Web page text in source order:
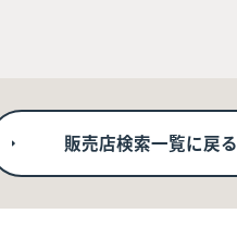
販売店検索一覧に戻る